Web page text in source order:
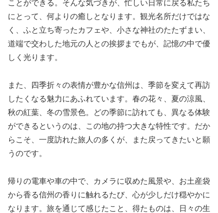
ことができる。そんな気づきが、忙しい日常に戻る私たち
にとって、何よりの癒しとなります。観光名所だけではな
く、ふと立ち寄ったカフェや、小さな神社のたたずまい、
道端で交わした地元の人との挨拶までもが、記憶の中で優
しく光ります。
また、四季折々の表情が豊かな信州は、季節を変えて再訪
したくなる魅力にあふれています。春の花々、夏の涼風、
秋の紅葉、冬の雪景色。どの季節に訪れても、異なる体験
ができるというのは、この地の持つ大きな特性です。だか
らこそ、一度訪れた旅人の多くが、また戻ってきたいと願
うのです。
帰りの電車や車の中で、カメラに収めた風景や、お土産袋
から香る信州の香りに触れるたび、心が少しだけ穏やかに
なります。旅を通じて感じたこと、得たものは、日々の生